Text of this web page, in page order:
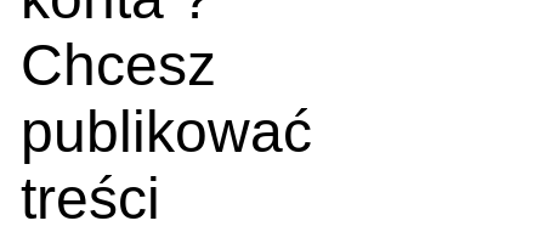
Chcesz
publikować
treści